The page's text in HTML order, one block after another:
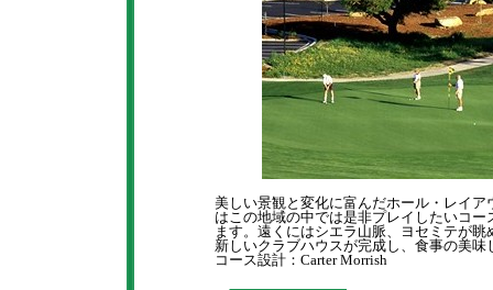
美しい景観と変化に富んだホール・レイ
はこの地域の中では是非プレイしたいコ
ます。遠くにはシエラ山脈、ヨセミテが
新しいクラブハウスが完成し、食事の美味
コース設計：Carter Morrish